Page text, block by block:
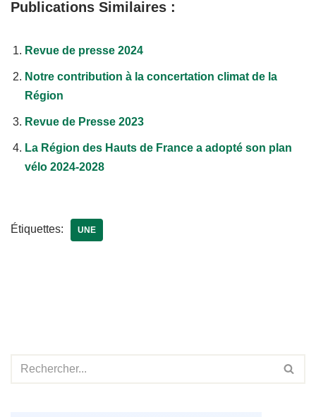
Publications Similaires :
Revue de presse 2024
Notre contribution à la concertation climat de la
Région
Revue de Presse 2023
La Région des Hauts de France a adopté son plan
vélo 2024-2028
Étiquettes: UNE